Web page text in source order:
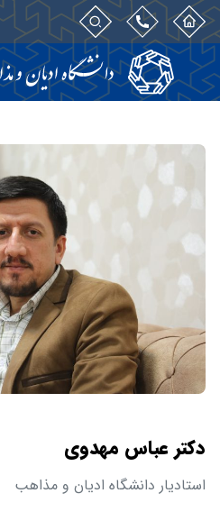
دکتر عباس مهدوی
استادیار دانشگاه ادیان و مذاهب